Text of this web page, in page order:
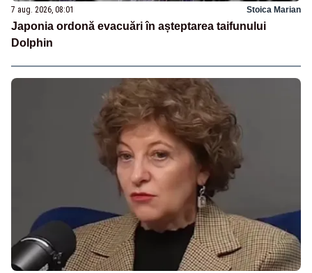
7 aug. 2026, 08:01 Stoica Marian
Japonia ordonă evacuări în așteptarea taifunului
Dolphin